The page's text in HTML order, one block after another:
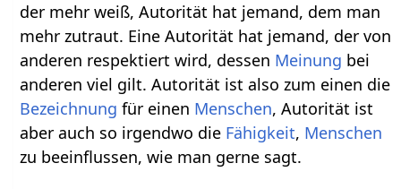
der mehr weiß, Autorität hat jemand, dem man
mehr zutraut. Eine Autorität hat jemand, der von
anderen respektiert wird, dessen Meinung bei
anderen viel gilt. Autorität ist also zum einen die
Bezeichnung für einen Menschen, Autorität ist
aber auch so irgendwo die Fähigkeit, Menschen
zu beeinflussen, wie man gerne sagt.